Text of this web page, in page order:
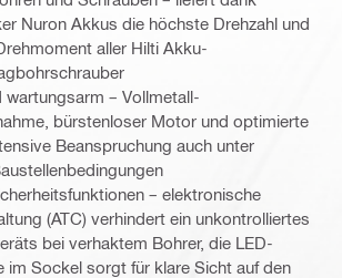
Nuron Akkus die höchste Drehzahl und
aller Hilti Akku-
wartungsarm – Vollmetall-
bürstenloser Motor und optimierte
Beanspruchung auch unter
– elektronische
(ATC) verhindert ein unkontrolliertes
bei verhaktem Bohrer, die LED-
im Sockel sorgt für klare Sicht auf den